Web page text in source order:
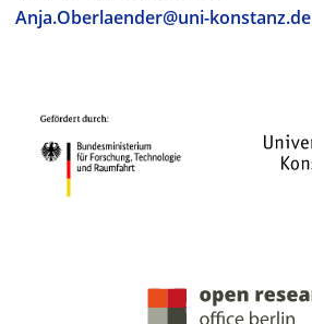
Anja.Oberlaender@uni-konstanz.de